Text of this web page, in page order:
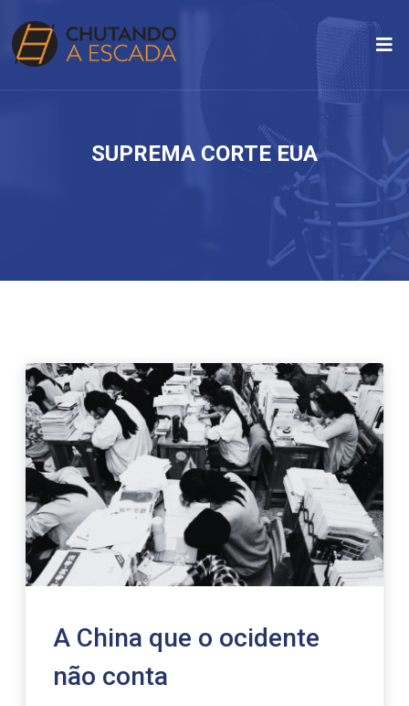
SUPREMA CORTE EUA
A China que o ocidente
não conta